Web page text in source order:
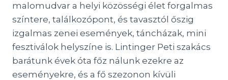
malomudvar a helyi közösségi élet forgalmas
színtere, találkozópont, és tavasztól őszig
izgalmas zenei események, táncházak, mini
fesztiválok helyszíne is. Lintinger Peti szakács
barátunk évek óta főz nálunk ezekre az
eseményekre, és a fő szezonon kívüli